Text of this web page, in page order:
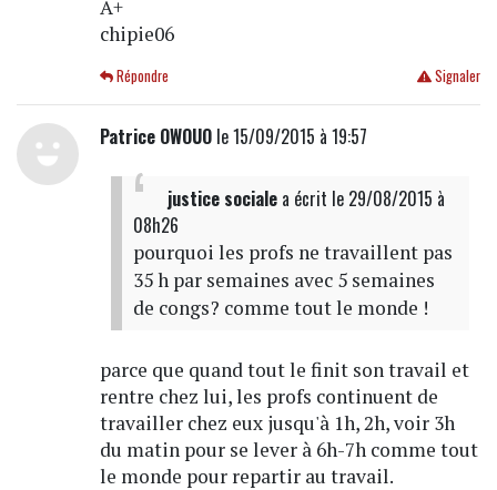
A+
chipie06
Signaler
Répondre
Patrice OWOUOle 15/09/2015 à 19:57
justice socialea écrit le 29/08/2015 à
08h26
pourquoi les profs ne travaillent pas
35 h par semaines avec 5 semaines
de congs? comme tout le monde !
parce que quand tout le finit son travail et
rentre chez lui, les profs continuent de
travailler chez eux jusqu'à 1h, 2h, voir 3h
du matin pour se lever à 6h-7h comme tout
le monde pour repartir au travail.